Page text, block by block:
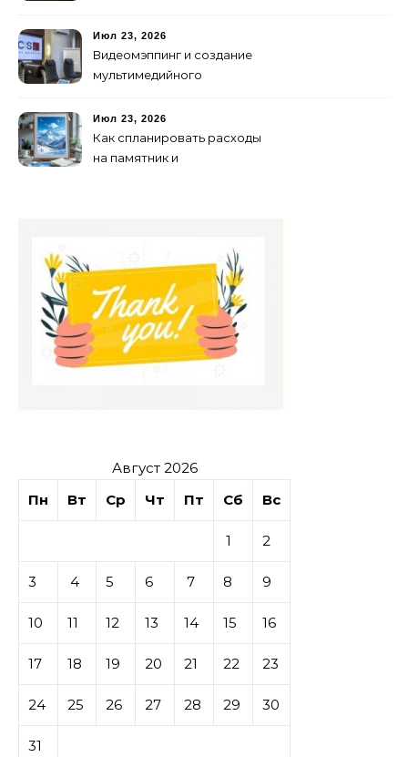
Июл 23, 2026
Видеомэппинг и создание
мультимедийного
будущего для пространств
Июл 23, 2026
Как спланировать расходы
на памятник и
Август 2026
Пн
Вт Ср Чт Пт Сб Вс
1 2
3 4 5 6 7 8 9
10 11 12 13 14 15 16
17 18 19 20 21 22 23
24 25 26 27 28 29 30
31